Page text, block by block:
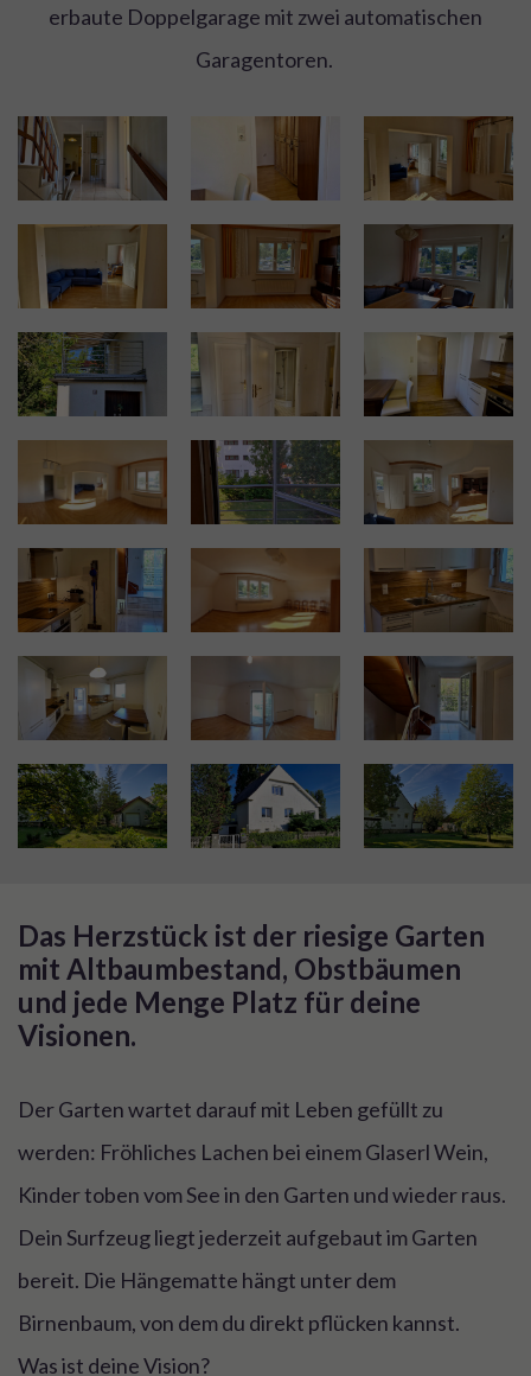
erbaute Doppelgarage mit zwei automatischen
Garagentoren.
Das Herzstück ist der riesige Garten
mit Altbaumbestand, Obstbäumen
und jede Menge Platz für deine
Visionen.
Der Garten wartet darauf mit Leben gefüllt zu
werden: Fröhliches Lachen bei einem Glaserl Wein,
Kinder toben vom See in den Garten und wieder raus.
Dein Surfzeug liegt jederzeit aufgebaut im Garten
bereit. Die Hängematte hängt unter dem
Birnenbaum, von dem du direkt pflücken kannst.
Was ist deine Vision?